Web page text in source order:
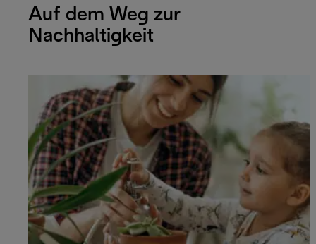
Auf dem Weg zur
Nachhaltigkeit